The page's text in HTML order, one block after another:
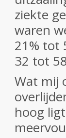
ziekte
waren
21% tot
32 tot
Wat mij
hoog